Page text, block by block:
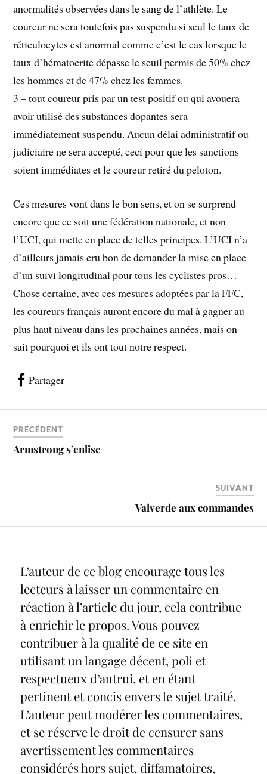
anormalités observées dans le sang de l’athlète. Le
coureur ne sera toutefois pas suspendu si seul le taux de
réticulocytes est anormal comme c’est le cas lorsque le
taux d’hématocrite dépasse le seuil permis de 50% chez
les hommes et de 47% chez les femmes.
3 – tout coureur pris par un test positif ou qui avouera
avoir utilisé des substances dopantes sera
immédiatement suspendu. Aucun délai administratif ou
judiciaire ne sera accepté, ceci pour que les sanctions
soient immédiates et le coureur retiré du peloton.
Ces mesures vont dans le bon sens, et on se surprend
encore que ce soit une fédération nationale, et non
l’UCI, qui mette en place de telles principes. L’UCI n’a
d’ailleurs jamais cru bon de demander la mise en place
d’un suivi longitudinal pour tous les cyclistes pros…
Chose certaine, avec ces mesures adoptées par la FFC,
les coureurs français auront encore du mal à gagner au
plus haut niveau dans les prochaines années, mais on
sait pourquoi et ils ont tout notre respect.
Partager
PRÉCÉDENT
Armstrong s’enlise
SUIVANT
Valverde aux commandes
L’auteur de ce blog encourage tous les
lecteurs à laisser un commentaire en
réaction à l’article du jour, cela contribue
à enrichir le propos. Vous pouvez
contribuer à la qualité de ce site en
utilisant un langage décent, poli et
respectueux d’autrui, et en étant
pertinent et concis envers le sujet traité.
L’auteur peut modérer les commentaires,
et se réserve le droit de censurer sans
avertissement les commentaires
considérés hors sujet, diffamatoires,